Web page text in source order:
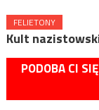
FELIETONY
Kult
PODOBA CI